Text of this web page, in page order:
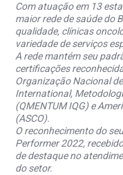
Com atuação em 13
maior rede de saúde do
qualidade, clínicas
variedade de serviços
A rede mantém seu
certificações
Organização Nacional
International,
(QMENTUM IQG) e
(ASCO).
O reconhecimento do
Performer 2022,
de destaque no
do setor.